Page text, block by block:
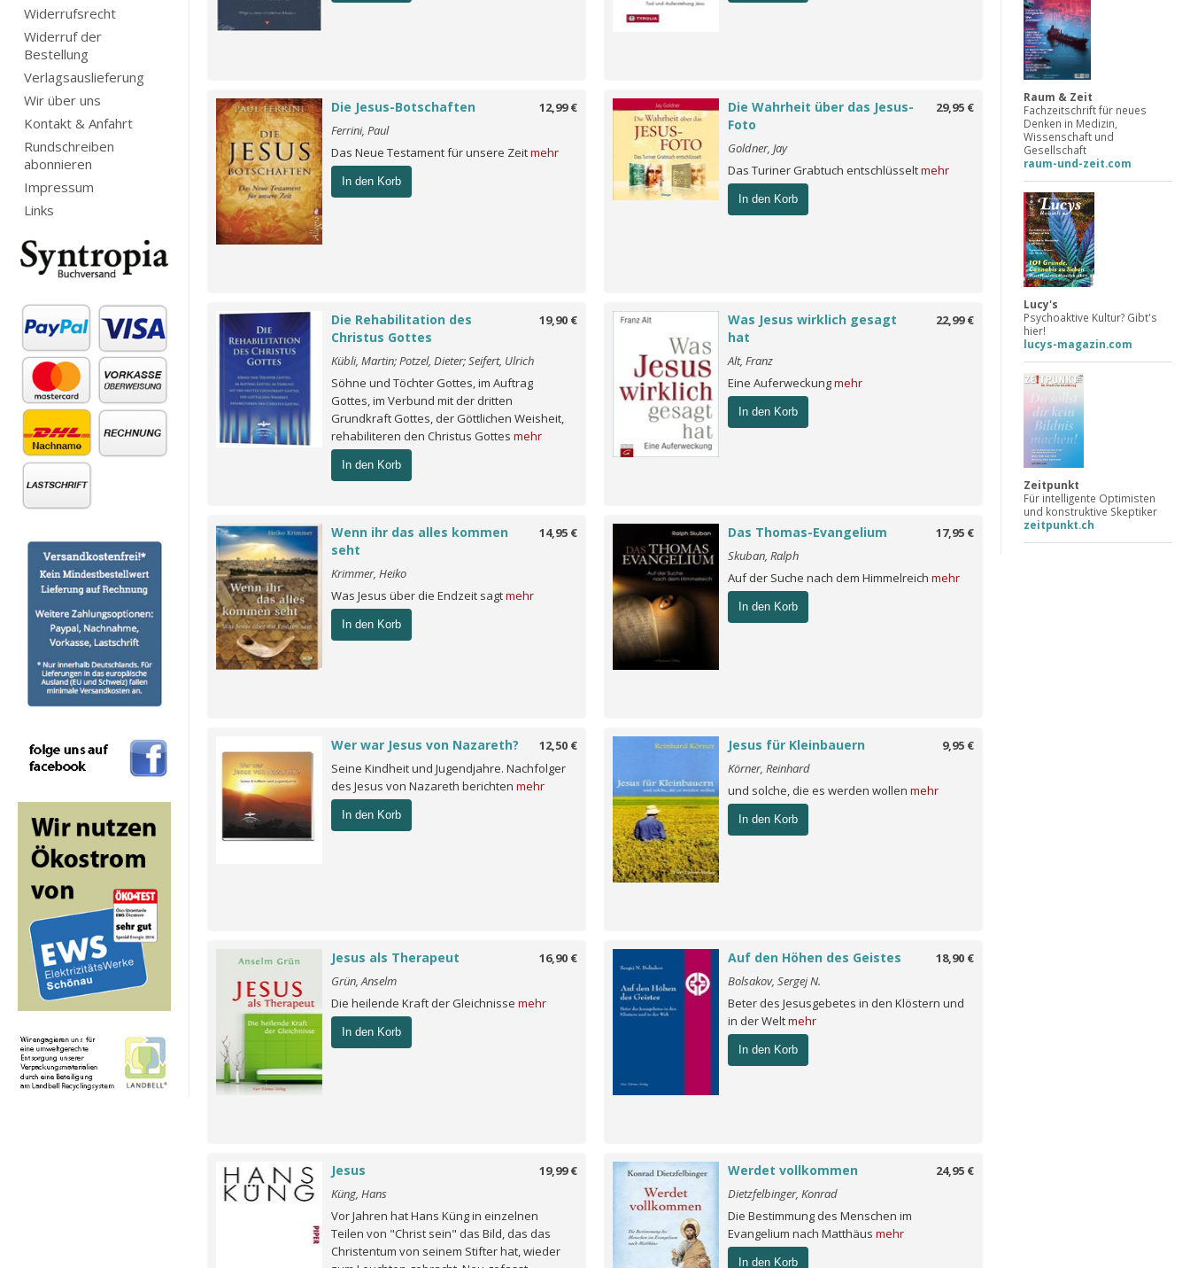
Widerrufsrecht
Widerruf der
Bestellung
Verlagsauslieferung
Wir über uns
Kontakt & Anfahrt
Rundschreiben
abonnieren
Impressum
Links
12,99 €
Die Jesus-Botschaften
Ferrini, Paul
Das Neue Testament für unsere Zeitmehr
In den Korb
29,95 €
Die Wahrheit über das Jesus-
Foto
Goldner, Jay
Das Turiner Grabtuch entschlüsseltmehr
In den Korb
19,90 €
Die Rehabilitation des
Christus Gottes
Kübli, Martin; Potzel, Dieter; Seifert, Ulrich
Söhne und Töchter Gottes, im Auftrag
Gottes, im Verbund mit der dritten
Grundkraft Gottes, der Göttlichen Weisheit,
rehabiliteren den Christus Gottes mehr
In den Korb
22,99 €
Was Jesus wirklich gesagt
hat
Alt, Franz
Eine Auferweckungmehr
In den Korb
14,95 €
Wenn ihr das alles kommen
seht
Krimmer, Heiko
Was Jesus über die Endzeit sagtmehr
In den Korb
17,95 €
Das Thomas-Evangelium
Skuban, Ralph
Auf der Suche nach dem Himmelreich mehr
In den Korb
12,50 €
Wer war Jesus von Nazareth?
Seine Kindheit und Jugendjahre. Nachfolger
des Jesus von Nazareth berichten mehr
In den Korb
9,95 €
Jesus für Kleinbauern
Körner, Reinhard
und solche, die es werden wollen mehr
In den Korb
16,90 €
Jesus als Therapeut
Grün, Anselm
Die heilende Kraft der Gleichnisse mehr
In den Korb
18,90 €
Auf den Höhen des Geistes
Bolsakov, Sergej N.
Beter des Jesusgebetes in den Klöstern und
in der Weltmehr
In den Korb
19,99 €
Jesus
Küng, Hans
Vor Jahren hat Hans Küng in einzelnen
Teilen von "Christ sein" das Bild, das das
Christentum von seinem Stifter hat, wieder
24,95 €
Werdet vollkommen
Dietzfelbinger, Konrad
Die Bestimmung des Menschen im
Evangelium nach Matthäus mehr
In den Korb
Raum & Zeit
Fachzeitschrift für neues
Denken in Medizin,
Wissenschaft und
Gesellschaft
raum-und-zeit.com
Lucy's
Psychoaktive Kultur? Gibt's
hier!
lucys-magazin.com
Zeitpunkt
Für intelligente Optimisten
und konstruktive Skeptiker
zeitpunkt.ch